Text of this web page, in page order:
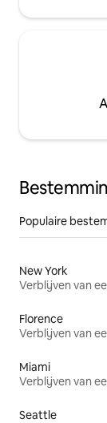
Populaire
New York
Verblijven van
Florence
Verblijven van
Miami
Verblijven van
Seattle